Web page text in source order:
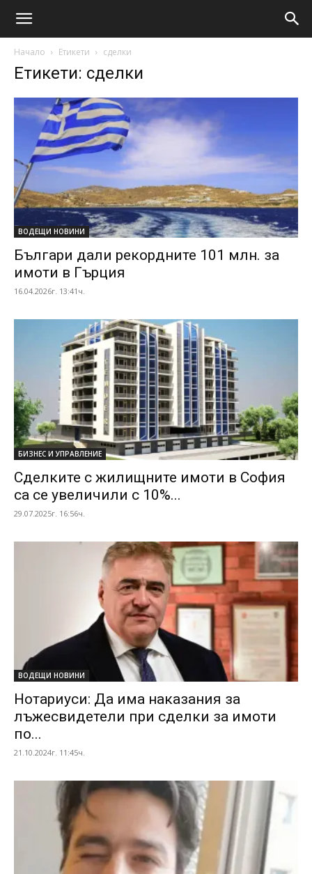
Начало Етикети сделки
Етикети: сделки
ВОДЕЩИ НОВИНИ
Българи дали рекордните 101 млн. за
имоти в Гърция
16.04.2026г. 13:41ч.
БИЗНЕС И УПРАВЛЕНИЕ
Сделките с жилищните имоти в София
са се увеличили с 10%...
29.07.2025г. 16:56ч.
ВОДЕЩИ НОВИНИ
Нотариуси: Да има наказания за
лъжесвидетели при сделки за имоти
по...
21.10.2024г. 11:45ч.